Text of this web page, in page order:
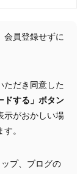
会員登録せずに
ただき同意した
ドする」ボタン
示がおかしい場
。
プ、ブログの